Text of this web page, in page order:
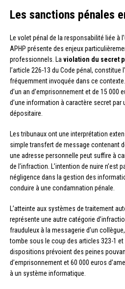
Les sanctions pénales
Le volet pénal de la responsabilité liée à
APHP présente des enjeux
professionnels. La violation du secret
l’article 226-13 du Code pénal, constitue
fréquemment invoquée dans ce
d’un an d’emprisonnement et de 15 000
d’une information à caractère secret par
dépositaire.
Les tribunaux ont une interprétation
simple transfert de message contenant
une adresse personnelle peut suffire à
de l’infraction. L’intention de nuire n’est
négligence dans la gestion des
conduire à une condamnation pénale.
L’atteinte aux systèmes de traitement
représente une autre catégorie
frauduleux à la messagerie d’un
tombe sous le coup des articles 323-1 et
dispositions prévoient des peines
d’emprisonnement et 60 000 euros
à un système informatique.